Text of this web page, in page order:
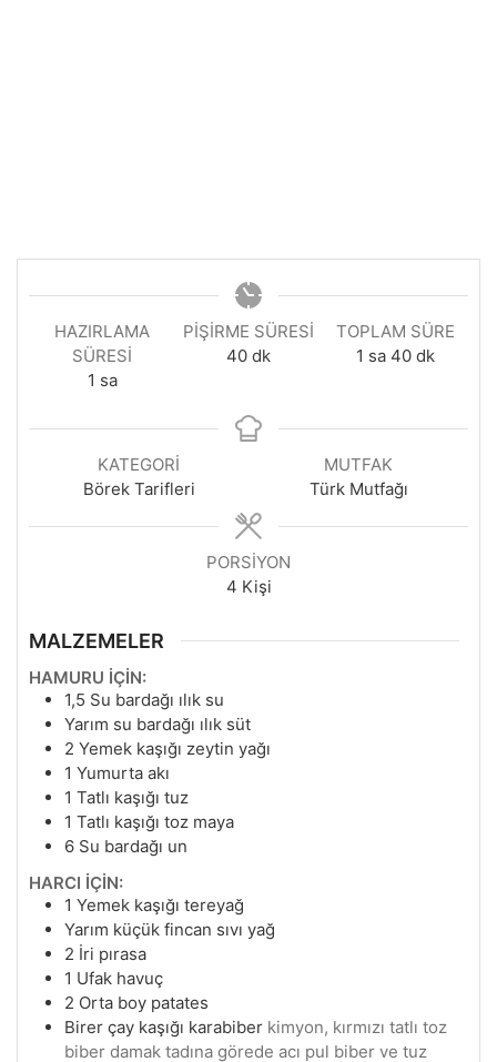
HAZIRLAMA
SÜRESI
1 saat
sa
PIŞIRME SÜRESI
40dakika
dk
TOPLAM SÜRE
1 saat
sa 40dakika
dk
KATEGORI
Börek Tarifleri
MUTFAK
Türk Mutfağı
PORSIYON
4 Kişi
MALZEMELER
HAMURU İÇİN:
1,5 Su bardağı ılık su
Yarım su bardağı ılık süt
2 Yemek kaşığı zeytin yağı
1 Yumurta akı
1 Tatlı kaşığı tuz
1 Tatlı kaşığı toz maya
6 Su bardağı un
HARCI İÇİN:
1 Yemek kaşığı tereyağ
Yarım küçük fincan sıvı yağ
2 İri pırasa
1 Ufak havuç
2 Orta boy patates
Birer çay kaşığı karabiber kimyon, kırmızı tatlı toz
biber damak tadına görede acı pul biber ve tuz